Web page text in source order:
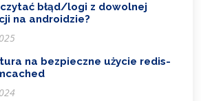
błąd/logi z dowolnej
na androidzie?
na bezpieczne użycie redis-